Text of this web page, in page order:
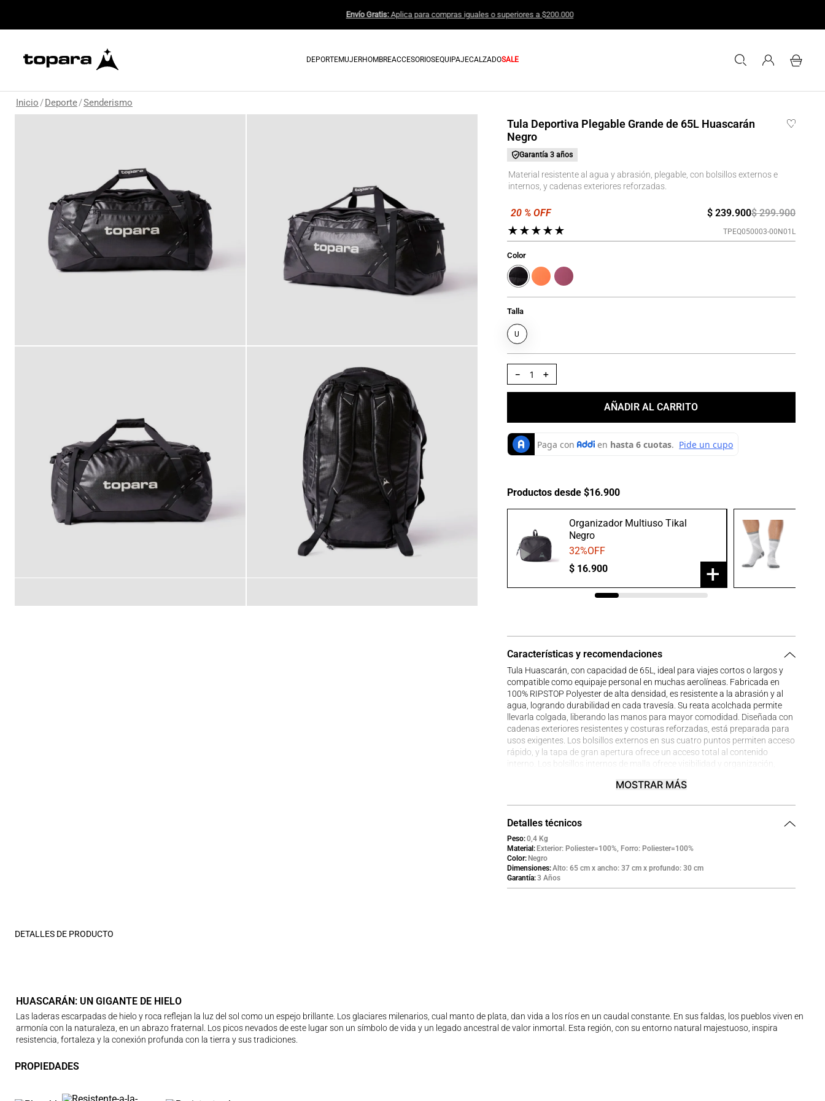
Envío Gratis:Aplica para compras iguales o superiores a $200.000
DEPORTEMUJERHOMBREACCESORIOSEQUIPAJECALZADOSALE
Inicio/Deporte/Senderismo
Tula Deportiva Plegable Grande de 65L Huascarán
Negro
Garantía 3 años
Material resistente al agua y abrasión, plegable, con bolsillos externos e
internos, y cadenas exteriores reforzadas.
$ 299.900
$ 239.900
★★★★★ TPEQ050003-00N01L
Talla
U
Color
＋
－
AÑADIR AL CARRITO
Productos desde $16.900
Organizador Multiuso Tikal
Negro
32%OFF
$ 16.900 +
Características y recomendaciones
Tula Huascarán, con capacidad de 65L, ideal para viajes cortos o largos y
compatible como equipaje personal en muchas aerolíneas. Fabricada en
100% RIPSTOP Polyester de alta densidad, es resistente a la abrasión y al
agua, logrando durabilidad en cada travesía. Su reata acolchada permite
llevarla colgada, liberando las manos para mayor comodidad. Diseñada con
cadenas exteriores resistentes y costuras reforzadas, está preparada para
usos exigentes. Los bolsillos externos en sus cuatro puntos permiten acceso
rápido, y la tapa de gran apertura ofrece un acceso total al contenido
interno. Los bolsillos internos de malla ofrece visibilidad y organización,
manija acolchada y ajustable con velcro permite cargar grandes pesos sin
MOSTRAR MÁS
Detalles técnicos
Peso 0,4 Kg
Material
Exterior: Poliester=100%, Forro: Poliester=100%
Color Negro
Dimensiones Alto: 65 cm x ancho: 37 cm x profundo: 30 cm
Garantía 3 Años
DETALLES DE PRODUCTO
HUASCARÁN: UN GIGANTE DE HIELO
Las laderas escarpadas de hielo y roca reflejan la luz del sol como un espejo brillante. Los glaciares milenarios, cual manto de plata, dan vida a los ríos en un caudal constante. En sus faldas, los pueblos viven en
armonía con la naturaleza, en un abrazo fraternal. Los picos nevados de este lugar son un símbolo de vida y un legado ancestral de valor inmortal. Esta región, con su entorno natural majestuoso, inspira
resistencia, fortaleza y la conexión profunda con la tierra y sus tradiciones.
PROPIEDADES